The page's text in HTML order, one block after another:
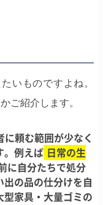
いものですよね。
ご紹介します。
に頼む範囲が少なく
。例えば 日常の生
に自分たちで処分
出の品の仕分けを自
家具・大量ゴミの